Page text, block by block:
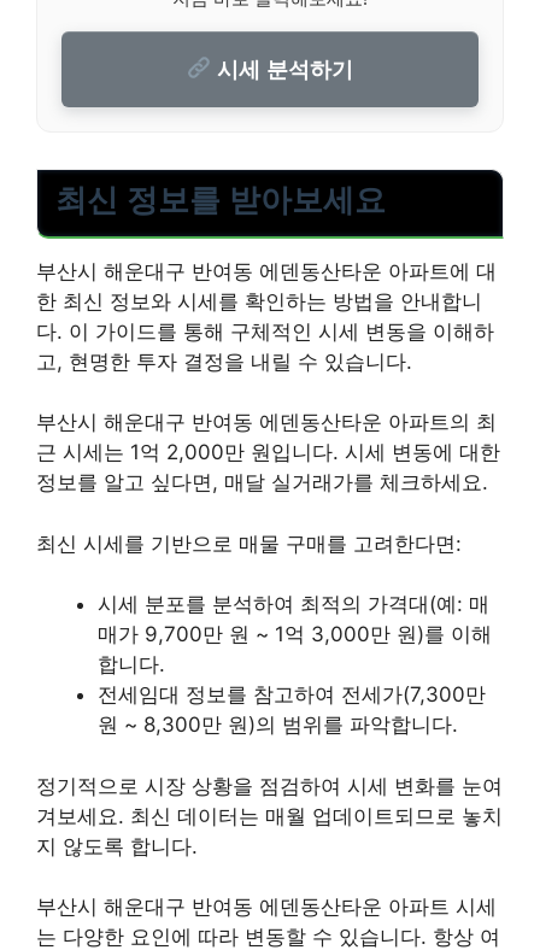
시세 분석하기
최신 정보를 받아보세요
부산시 해운대구 반여동 에덴동산타운 아파트에 대
한 최신 정보와 시세를 확인하는 방법을 안내합니
다. 이 가이드를 통해 구체적인 시세 변동을 이해하
고, 현명한 투자 결정을 내릴 수 있습니다.
부산시 해운대구 반여동 에덴동산타운 아파트의 최
근 시세는 1억 2,000만 원입니다. 시세 변동에 대한
정보를 알고 싶다면, 매달 실거래가를 체크하세요.
최신 시세를 기반으로 매물 구매를 고려한다면:
시세 분포를 분석하여 최적의 가격대(예: 매
매가 9,700만 원 ~ 1억 3,000만 원)를 이해
합니다.
전세임대 정보를 참고하여 전세가(7,300만
원 ~ 8,300만 원)의 범위를 파악합니다.
정기적으로 시장 상황을 점검하여 시세 변화를 눈여
겨보세요. 최신 데이터는 매월 업데이트되므로 놓치
지 않도록 합니다.
부산시 해운대구 반여동 에덴동산타운 아파트 시세
는 다양한 요인에 따라 변동할 수 있습니다. 항상 여